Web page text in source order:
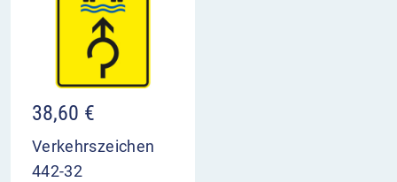
38,60 €
Verkehrszeichen
442-32